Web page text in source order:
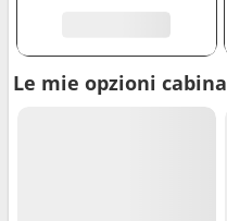
Le mie opzioni cabina